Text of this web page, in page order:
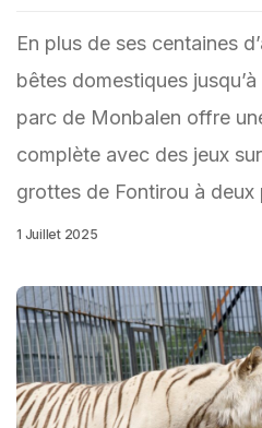
En plus de ses centaines
bêtes domestiques
parc de Monbalen offre
complète avec des jeux
grottes de Fontirou à deux
1 Juillet 2025